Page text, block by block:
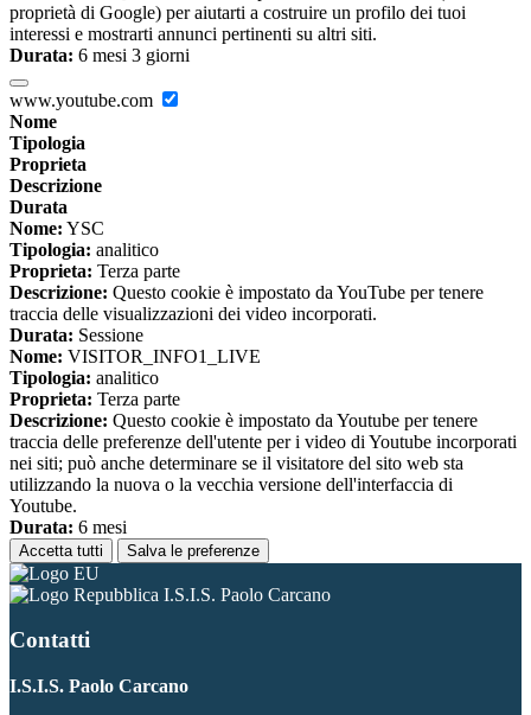
proprietà di Google) per aiutarti a costruire un profilo dei tuoi
interessi e mostrarti annunci pertinenti su altri siti.
Durata: 6 mesi 3 giorni
www.youtube.com
Nome
Tipologia
Proprieta
Descrizione
Durata
Nome: YSC
Tipologia: analitico
Proprieta: Terza parte
Descrizione: Questo cookie è impostato da YouTube per tenere
traccia delle visualizzazioni dei video incorporati.
Durata: Sessione
Nome: VISITOR_INFO1_LIVE
Tipologia: analitico
Proprieta: Terza parte
Descrizione: Questo cookie è impostato da Youtube per tenere
traccia delle preferenze dell'utente per i video di Youtube incorporati
nei siti; può anche determinare se il visitatore del sito web sta
utilizzando la nuova o la vecchia versione dell'interfaccia di
Youtube.
Durata: 6 mesi
Accetta tutti Salva le preferenze
I.S.I.S. Paolo Carcano
Contatti
I.S.I.S. Paolo Carcano